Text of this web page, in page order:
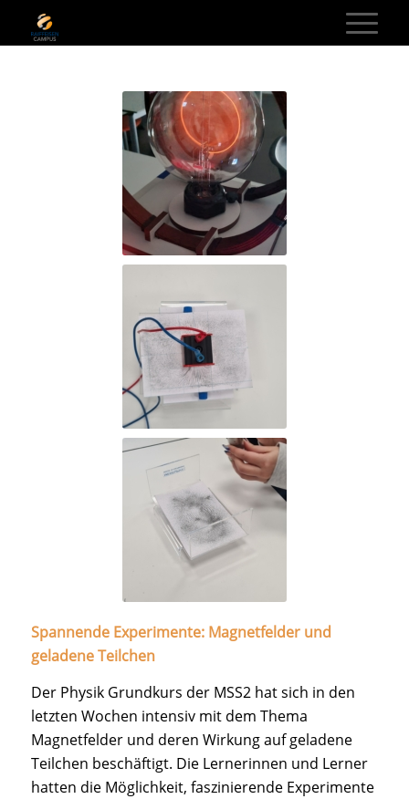
Spannende Experimente: Magnetfelder und
geladene Teilchen
Der Physik Grundkurs der MSS2 hat sich in den
letzten Wochen intensiv mit dem Thema
Magnetfelder und deren Wirkung auf geladene
Teilchen beschäftigt. Die Lernerinnen und Lerner
hatten die Möglichkeit, faszinierende Experimente